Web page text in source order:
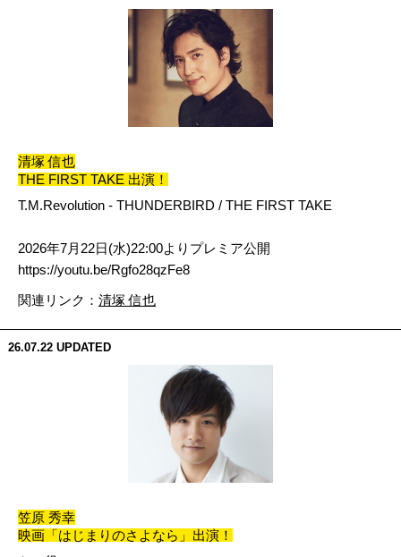
清塚 信也
THE FIRST TAKE 出演！
T.M.Revolution - THUNDERBIRD / THE FIRST TAKE
2026年7月22日(水)22:00よりプレミア公開
https://youtu.be/Rgfo28qzFe8
関連リンク： 清塚 信也
26.07.22 UPDATED
笠原 秀幸
映画「はじまりのさよなら」出演！